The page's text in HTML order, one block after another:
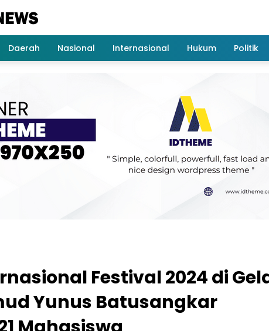
Daerah Nasional Internasional Hukum Politik
Festival 2024 di
Yunus Batusangkar